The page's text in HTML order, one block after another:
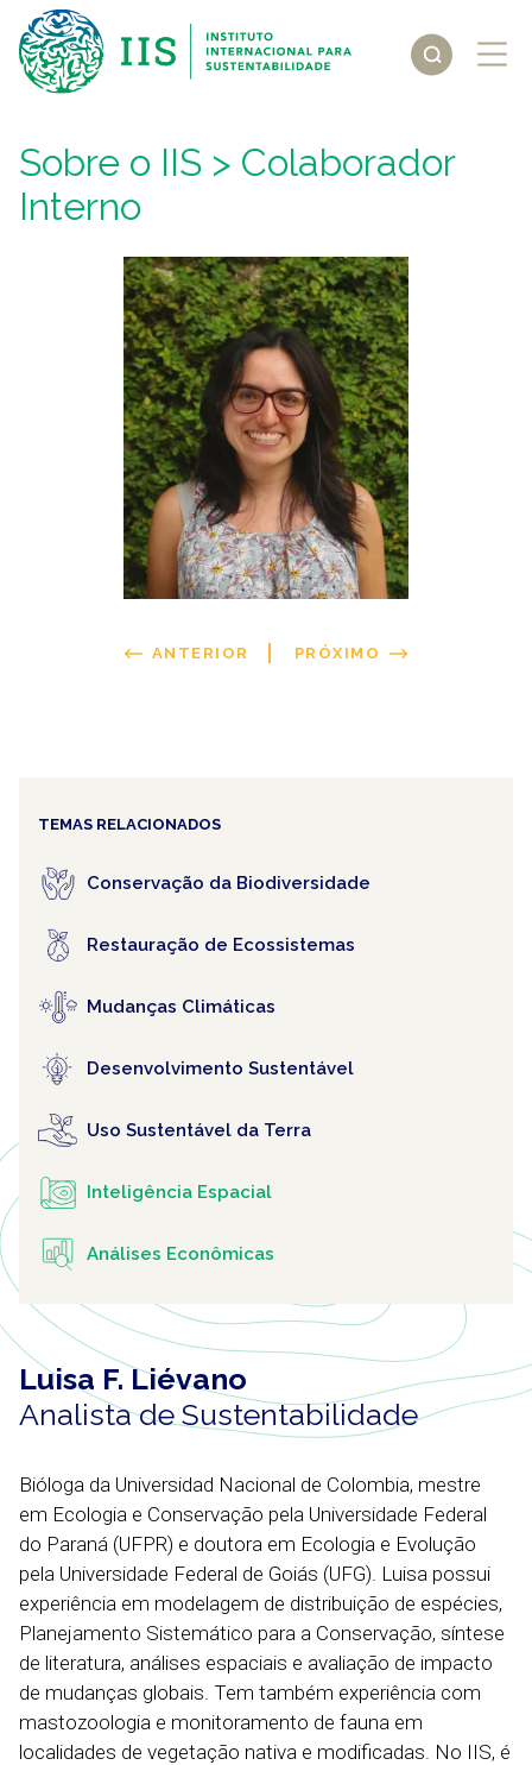
Sobre o IIS > Colaborador
Interno
ANTERIOR PRÓXIMO
TEMAS RELACIONADOS
Conservação da Biodiversidade
Restauração de Ecossistemas
Mudanças Climáticas
Desenvolvimento Sustentável
Uso Sustentável da Terra
Inteligência Espacial
Análises Econômicas
Luisa F. Liévano
Analista de Sustentabilidade
Bióloga da Universidad Nacional de Colombia, mestre
em Ecologia e Conservação pela Universidade Federal
do Paraná (UFPR) e doutora em Ecologia e Evolução
pela Universidade Federal de Goiás (UFG). Luisa possui
experiência em modelagem de distribuição de espécies,
Planejamento Sistemático para a Conservação, síntese
de literatura, análises espaciais e avaliação de impacto
de mudanças globais. Tem também experiência com
mastozoologia e monitoramento de fauna em
localidades de vegetação nativa e modificadas. No IIS, é